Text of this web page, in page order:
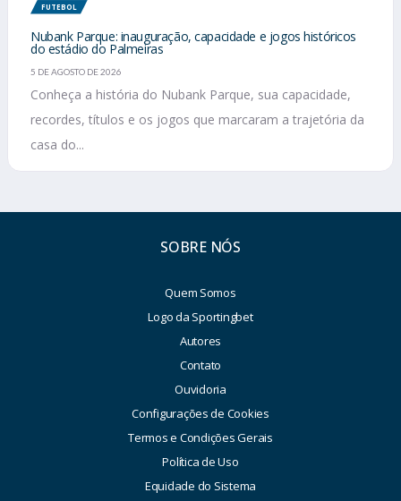
FUTEBOL
Nubank Parque: inauguração, capacidade e jogos históricos
do estádio do Palmeiras
5 DE AGOSTO DE 2026
Conheça a história do Nubank Parque, sua capacidade,
recordes, títulos e os jogos que marcaram a trajetória da
casa do...
SOBRE NÓS
Quem Somos
Logo da Sportingbet
Autores
Contato
Ouvidoria
Configurações de Cookies
Termos e Condições Gerais
Política de Uso
Equidade do Sistema